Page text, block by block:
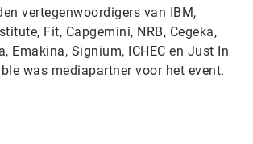
vertegenwoordigers van IBM,
Fit, Capgemini, NRB, Cegeka,
Emakina, Signium, ICHEC en Just In
was mediapartner voor het event.